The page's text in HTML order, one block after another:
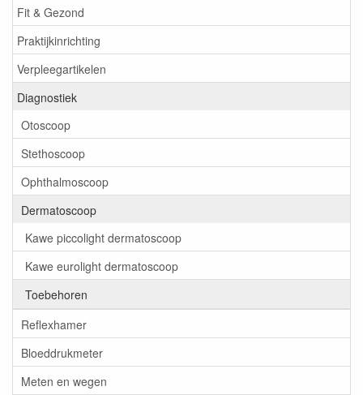
Fit & Gezond
Praktijkinrichting
Verpleegartikelen
Diagnostiek
Otoscoop
Stethoscoop
Ophthalmoscoop
Dermatoscoop
Kawe piccolight dermatoscoop
Kawe eurolight dermatoscoop
Toebehoren
Reflexhamer
Bloeddrukmeter
Meten en wegen